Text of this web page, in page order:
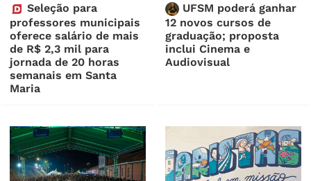
Seleção para
professores municipais
oferece salário de mais
de R$ 2,3 mil para
jornada de 20 horas
semanais em Santa
Maria
UFSM poderá ganhar
12 novos cursos de
graduação; proposta
inclui Cinema e
Audiovisual